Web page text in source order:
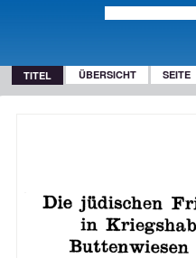
TITEL ÜBERSICHT SEITE